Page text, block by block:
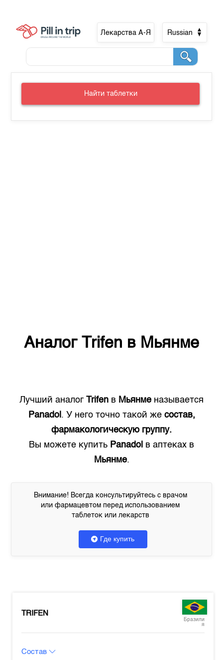
Лекарства А-Я Russian
Найти таблетки
Аналог Trifen в Мьянме
Лучший аналог Trifen в Мьянме называется
Panadol . У него точно такой же состав,
фармакологическую группу.
Вы можете купить Panadol в аптеках в
Мьянме.
Внимание! Всегда консультируйтесь с врачом
или фармацевтом перед использованием
таблеток или лекарств
Где купить
TRIFEN
Бразили
я
Состав